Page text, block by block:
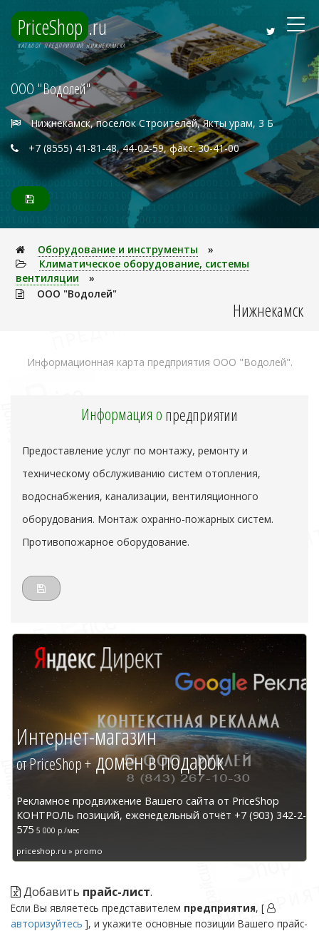
PriceShop .ru
КАТАЛОГ ПРЕДПРИЯТИЙ НИЖНЕКАМСКА
ООО "Водолей"
Нижнекамск, поселок Строителей, Якты урам, 3 Б
+7 (8555) 41-81-48, 44-02-59, факс: 30-41-00
Оборудование и инструменты
»
Климатическое оборудование, системы
вентиляции
»
ООО "Водолей"
Нижнекамск
Информационная карта предприятия ООО "Водолей".
Информация опредприятии
Предоставление услуг по монтажу, ремонту и
техническому обслуживанию систем отопления,
водоснабжения, канализации, вентиляционного
оборудования. Монтаж охранно-пожарных систем.
Противопожарное оборудование.
Интернет-магазин
от PriceShop +домен в подарок
Рекламное продвижение Вашего сайта от PriceShop
КОНТРОЛЬ позиций, еженедельный отчёт +7 (903) 342-2-
575 5 000 р./мес
priceshop.ru » promo
Добавить прайс-лист.
Если Вы являетесь представителем предприятия, [
авторизуйтесь ], и укажите основные позиции Вашего прайс-